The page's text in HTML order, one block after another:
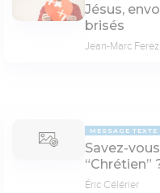
Jésus,
brisés
Jean-Marc Ferez
MESSAGE TEXTE
Savez-
“Chrétien”
Éric Célérier